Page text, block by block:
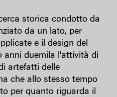
storica condotto da
da un lato, per
e il design del
duemila l’attività di
artefatti delle
che allo stesso tempo
per quanto riguarda il